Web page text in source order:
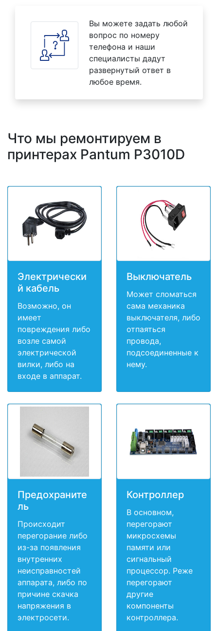
Вы можете задать любой
вопрос по номеру
телефона и наши
специалисты дадут
развернутый ответ в
любое время.
Что мы ремонтируем в
принтерах Pantum P3010D
Электрически
й кабель
Возможно, он
имеет
повреждения либо
возле самой
электрической
вилки, либо на
входе в аппарат.
Выключатель
Может сломаться
сама механика
выключателя, либо
отпаяться
провода,
подсоединенные к
нему.
Предохраните
ль
Происходит
перегорание либо
из-за появления
внутренних
неисправностей
аппарата, либо по
причине скачка
напряжения в
электросети.
Контроллер
В основном,
перегорают
микросхемы
памяти или
сигнальный
процессор. Реже
перегорают
другие
компоненты
контроллера.